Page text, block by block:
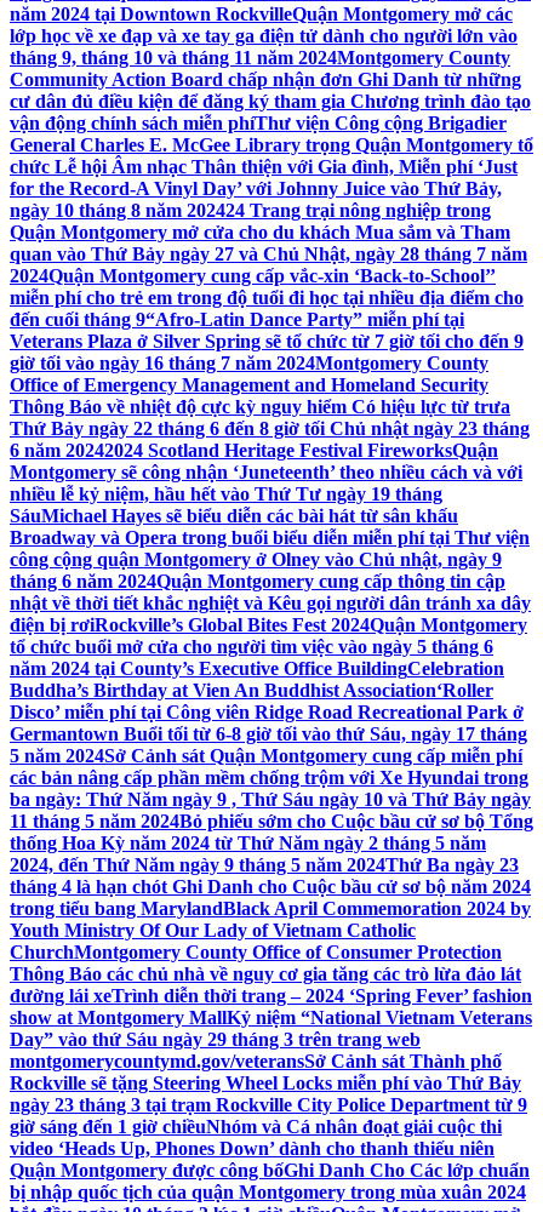
năm 2024 tại Downtown RockvilleQuận Montgomery mở các
lớp học về xe đạp và xe tay ga điện tử dành cho người lớn vào
tháng 9, tháng 10 và tháng 11 năm 2024Montgomery County
Community Action Board chấp nhận đơn Ghi Danh từ những
cư dân đủ điều kiện để đăng ký tham gia Chương trình đào tạo
vận động chính sách miễn phíThư viện Công cộng Brigadier
General Charles E. McGee Library trọng Quận Montgomery tổ
chức Lễ hội Âm nhạc Thân thiện với Gia đình, Miễn phí ‘Just
for the Record-A Vinyl Day’ với Johnny Juice vào Thứ Bảy,
ngày 10 tháng 8 năm 202424 Trang trại nông nghiệp trong
Quận Montgomery mở cửa cho du khách Mua sắm và Tham
quan vào Thứ Bảy ngày 27 và Chủ Nhật, ngày 28 tháng 7 năm
2024Quận Montgomery cung cấp vắc-xin ‘Back-to-School’’
miễn phí cho trẻ em trong độ tuổi đi học tại nhiều địa điểm cho
đến cuối tháng 9“Afro-Latin Dance Party” miễn phí tại
Veterans Plaza ở Silver Spring sẽ tổ chức từ 7 giờ tối cho đến 9
giờ tối vào ngày 16 tháng 7 năm 2024Montgomery County
Office of Emergency Management and Homeland Security
Thông Báo về nhiệt độ cực kỳ nguy hiểm Có hiệu lực từ trưa
Thứ Bảy ngày 22 tháng 6 đến 8 giờ tối Chủ nhật ngày 23 tháng
6 năm 20242024 Scotland Heritage Festival FireworksQuận
Montgomery sẽ công nhận ‘Juneteenth’ theo nhiều cách và với
nhiều lễ kỷ niệm, hầu hết vào Thứ Tư ngày 19 tháng
SáuMichael Hayes sẽ biểu diễn các bài hát từ sân khấu
Broadway và Opera trong buổi biểu diễn miễn phí tại Thư viện
công cộng quận Montgomery ở Olney vào Chủ nhật, ngày 9
tháng 6 năm 2024Quận Montgomery cung cấp thông tin cập
nhật về thời tiết khắc nghiệt và Kêu gọi người dân tránh xa dây
điện bị rơiRockville’s Global Bites Fest 2024Quận Montgomery
tổ chức buổi mở cửa cho người tìm việc vào ngày 5 tháng 6
năm 2024 tại County’s Executive Office BuildingCelebration
Buddha’s Birthday at Vien An Buddhist Association‘Roller
Disco’ miễn phí tại Công viên Ridge Road Recreational Park ở
Germantown Buổi tối từ 6-8 giờ tối vào thứ Sáu, ngày 17 tháng
5 năm 2024Sở Cảnh sát Quận Montgomery cung cấp miễn phí
các bản nâng cấp phần mềm chống trộm với Xe Hyundai trong
ba ngày: Thứ Năm ngày 9 , Thứ Sáu ngày 10 và Thứ Bảy ngày
11 tháng 5 năm 2024Bỏ phiếu sớm cho Cuộc bầu cử sơ bộ Tổng
thống Hoa Kỳ năm 2024 từ Thứ Năm ngày 2 tháng 5 năm
2024, đến Thứ Năm ngày 9 tháng 5 năm 2024Thứ Ba ngày 23
tháng 4 là hạn chót Ghi Danh cho Cuộc bầu cử sơ bộ năm 2024
trong tiểu bang MarylandBlack April Commemoration 2024 by
Youth Ministry Of Our Lady of Vietnam Catholic
ChurchMontgomery County Office of Consumer Protection
Thông Báo các chủ nhà về nguy cơ gia tăng các trò lừa đảo lát
đường lái xeTrình diễn thời trang – 2024 ‘Spring Fever’ fashion
show at Montgomery MallKỷ niệm “National Vietnam Veterans
Day” vào thứ Sáu ngày 29 tháng 3 trên trang web
montgomerycountymd.gov/veteransSở Cảnh sát Thành phố
Rockville sẽ tặng Steering Wheel Locks miễn phí vào Thứ Bảy
ngày 23 tháng 3 tại trạm Rockville City Police Department từ 9
giờ sáng đến 1 giờ chiềuNhóm và Cá nhân đoạt giải cuộc thi
video ‘Heads Up, Phones Down’ dành cho thanh thiếu niên
Quận Montgomery được công bốGhi Danh Cho Các lớp chuẩn
bị nhập quốc tịch của quận Montgomery trong mùa xuân 2024